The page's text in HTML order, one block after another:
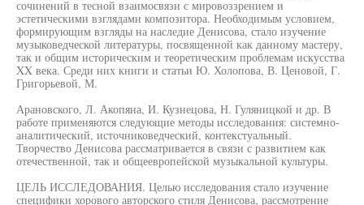
сочинений в тесной взаимосвязи с мировоззрением и
эстетическими взглядами композитора. Необходимым условием,
формирующим взгляды на наследие Денисова, стало изучение
музыковедческой литературы, посвященной как данному мастеру,
так и общим историческим и теоретическим проблемам искусства
XX века. Среди них книги и статьи Ю. Холопова, В. Ценовой, Г.
Григорьевой, М.
Арановского, Л. Акопяна, И. Кузнецова, Н. Гуляницкой и др. В
работе применяются следующие методы исследования: системно-
аналитический, источниковедческий, контекстуальный.
Творчество Денисова рассматривается в связи с развитием как
отечественной, так и общеевропейской музыкальной культуры.
ЦЕЛЬ ИССЛЕДОВАНИЯ. Целью исследования стало изучение
специфики хорового авторского стиля Денисова, рассмотрение